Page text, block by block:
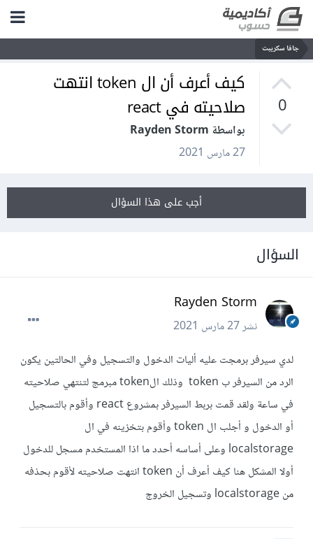
جافا سكريبت
0
كيف أعرف أن ال token انتهت
صلاحيته في react
بواسطة Rayden Storm
27 مارس 2021
أجب على هذا السؤال
السؤال
Rayden Storm
نشر27 مارس 2021
لدي سيرفر برمجت عليه أليات الدخول والتسجيل وفي الحالتين يكون
الرد من السيرفر ب token وذلك الtoken مبرمج لتنتهي صلاحيته
في ساعة ولقد قمت بربط السيرفر بمشروع react وأقوم بالتسجيل
أو الدخول و أجلب ال token وأقوم بتخزينه في ال
localstorage وعلى أساسه أحدد ما اذا المستخدم مسجل للدخول
أولا المشكل هنا كيف أعرف أن token انتهت صلاحيته لأقوم بحذفه
من localstorage وتسجيل الخروج